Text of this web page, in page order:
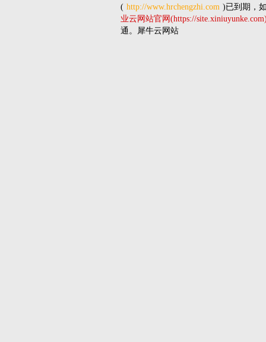
( http://www.hrchengzhi.com )已到期，
业云网站官网(https://
通。犀牛云网站